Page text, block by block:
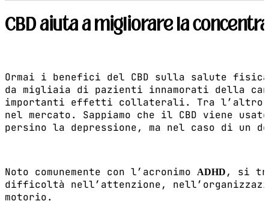
CBD aiuta a migliorare la
Ormai i benefici del CBD sulla salute
da migliaia di pazienti innamorati della
importanti effetti collaterali. Tra l’altro
nel mercato. Sappiamo che il CBD viene
persino la depressione, ma nel caso di
Noto comunemente con l’acronimo ADHD , si
difficoltà nell’attenzione,
motorio.